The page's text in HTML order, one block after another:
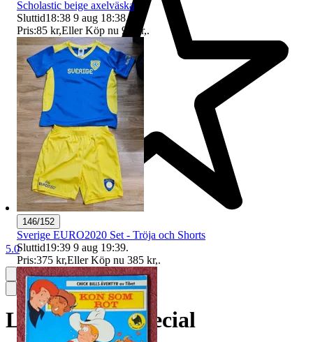
5.0
Lucky Luke Special
Scholastic beige axelväska
Sluttid18:38 9 aug 18:38.
Pris:85 kr,Eller Köp nu 99 kr,.
146/152
Sverige EURO2020 Set - Tröja och Shorts
Sluttid19:39 9 aug 19:39.
Pris:375 kr,Eller Köp nu 385 kr,.